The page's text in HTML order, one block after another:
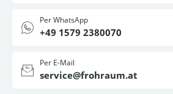
Per WhatsApp
+49 1579 2380070
Per E-Mail
service@frohraum.at